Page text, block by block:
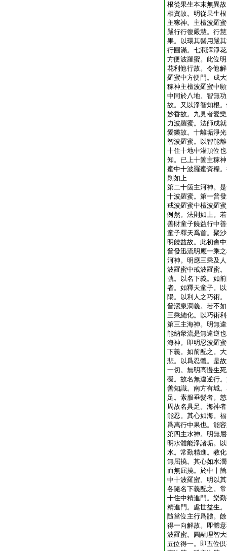
根從果生本末無異
相資故。明從果生
主稼神。主檀波羅
嚴行行復嚴慧。行
果。以環其髻用嚴
行圓滿。七潤澤淨
方便波羅蜜。此位
花利他行故。令他
羅蜜中方便門。成
稼神主檀波羅蜜中
中同於八地。智無
故。又以淨智知根
妙香故。九見者愛
力波羅蜜。法師成
愛樂故。十離垢淨
智波羅蜜。以智能
十住十地中灌頂位
知。已上十箇主稼
蜜中十波羅蜜資糧
則如上
第二十箇主河神。
十波羅蜜。第一普
戒波羅蜜中檀波羅
例然。法則如上。
善財童子饒益行中
童子釋天爲首。聚
明饒益故。此初會
普發迅流明應一乘
河神。明應三乘及
波羅蜜中戒波羅蜜
號。以名下義。如
者。如釋天童子。
陽。以利人之巧術
普潔泉澗義。若不
三乘總化。以巧術
第三主海神。明無
能納衆流是無違逆
海神。即明忍波羅
下義。如前配之。
悲。以爲忍體。是
一切。無明高慢生
礙。故名無違逆行
善知識。南方有城
足。素服垂髮者。
周故名具足。海神
能忍。其心如海。
爲萬行中果也。能
第四主水神。明無
明水體能淨諸垢。
水。常勤精進。教
無屈撓。其心如水
而無屈撓。於中十
中十波羅蜜。明以
各隨名下義配之。
十住中精進門。樂
精進門。處世益生
隨當位主行爲體。
得一向解故。即體
波羅蜜。圓融理智
五位得一。即五位